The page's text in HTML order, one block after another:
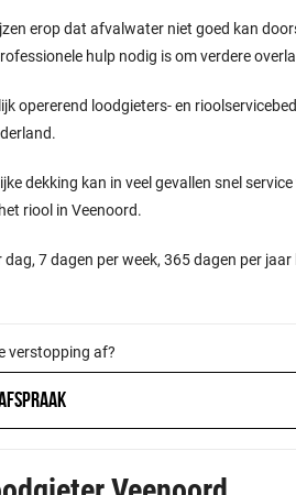
erop dat afvalwater niet goed kan
hulp nodig is om verdere
opererend loodgieters- en
dekking kan in veel gevallen snel
riool in Veenoord.
dag, 7 dagen per week, 365 dagen per
verstopping af?